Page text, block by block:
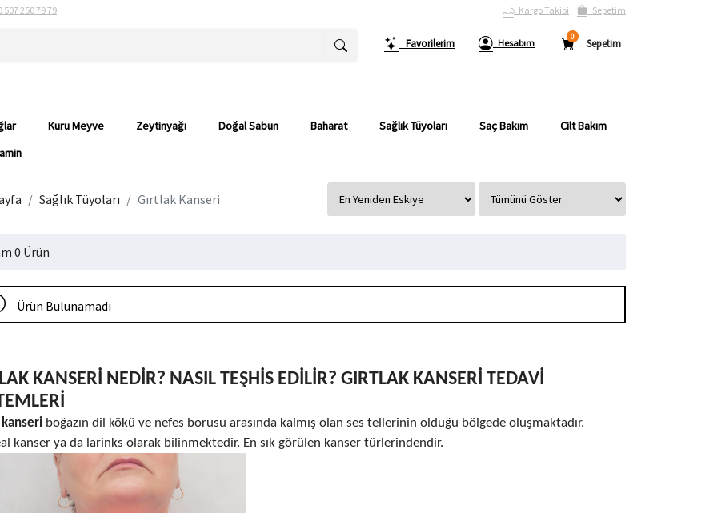
507 250 79 79 Kargo Takibi Sepetim
Favorilerim Hesabım Sepetim
0
Kuru Meyve Zeytinyağı Doğal Sabun Baharat Sağlık Tüyoları Saç Bakım
Cilt Bakım
Sağlık Tüyoları Gırtlak Kanseri
0 Ürün
Ürün Bulunamadı
KANSERİ NEDİR? NASIL TEŞHİS EDİLİR? GIRTLAK KANSERİ TEDAVİ
kanseri boğazın dil kökü ve nefes borusu arasında kalmış olan ses tellerinin olduğu bölgede oluşmaktadır.
kanser ya da larinks olarak bilinmektedir. En sık görülen kanser türlerindendir.